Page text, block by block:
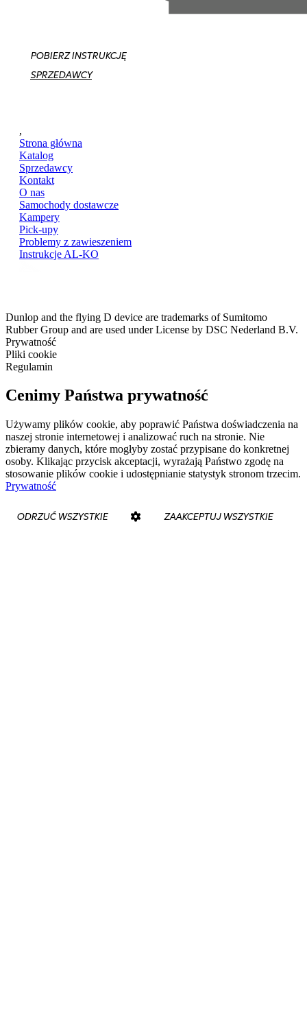
POBIERZ INSTRUKCJĘ
SPRZEDAWCY
,
Strona główna
Katalog
Sprzedawcy
Kontakt
O nas
Samochody dostawcze
Kampery
Pick-upy
Problemy z zawieszeniem
Instrukcje AL-KO
Dunlop and the flying D device are trademarks of Sumitomo
Rubber Group and are used under License by DSC Nederland B.V.
Prywatność
Pliki cookie
Regulamin
Cenimy Państwa prywatność
Używamy plików cookie, aby poprawić Państwa doświadczenia na
naszej stronie internetowej i analizować ruch na stronie. Nie
zbieramy danych, które mogłyby zostać przypisane do konkretnej
osoby. Klikając przycisk akceptacji, wyrażają Państwo zgodę na
stosowanie plików cookie i udostępnianie statystyk stronom trzecim.
Prywatność
ODRZUĆ WSZYSTKIE ZAAKCEPTUJ WSZYSTKIE